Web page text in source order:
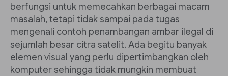
berfungsi untuk memecahkan berbagai macam
masalah, tetapi tidak sampai pada tugas
mengenali contoh penambangan ambar ilegal di
sejumlah besar citra satelit. Ada begitu banyak
elemen visual yang perlu dipertimbangkan oleh
komputer sehingga tidak mungkin membuat